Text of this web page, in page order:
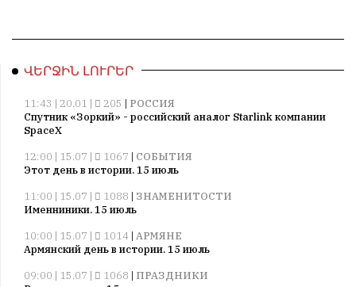
ՎԵՐՋԻՆ ԼՈՒՐԵՐ
11:43 | 20.01 | 205 | РОССИЯ
Спутник «Зоркий» - российский аналог Starlink компании
SpaceX
12:00 | 15.07 |
1067 | СОБЫТИЯ
Этот день в истории. 15 июль
11:00 | 15.07 |
1088 | ЗНАМЕНИТОСТИ
Именниники. 15 июль
10:00 | 15.07 |
1014 | АРМЯНЕ
Армянский день в истории. 15 июль
09:00 | 15.07 |
1068 | ПРАЗДНИКИ